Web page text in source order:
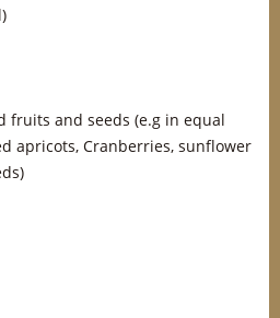
fruits and seeds (e.g in equal
apricots, Cranberries, sunflower